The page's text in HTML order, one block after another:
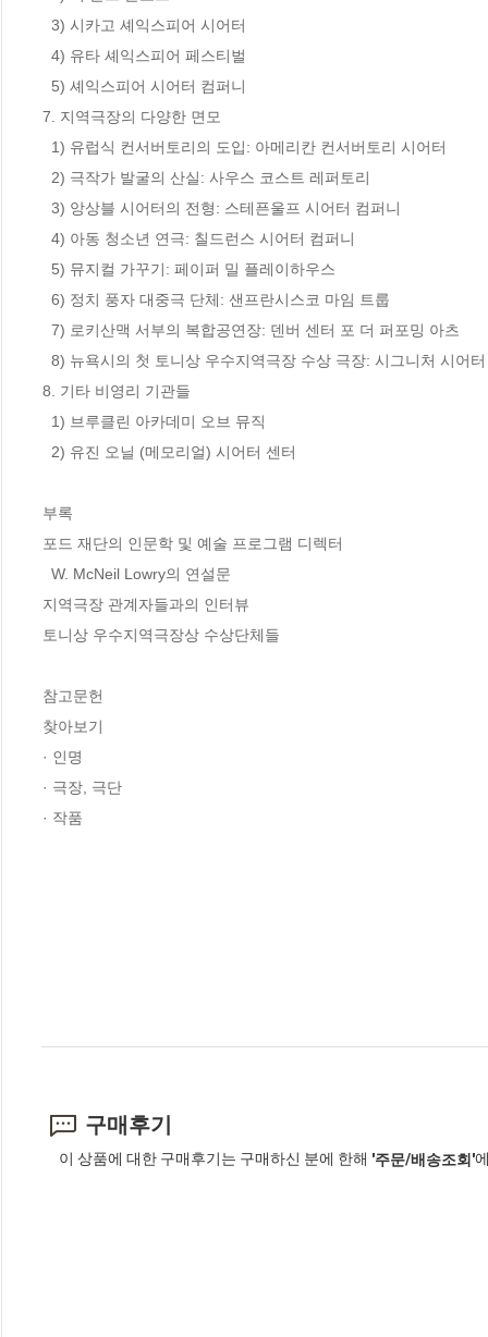
7. 지역극장의 다양한 면모
8. 기타 비영리 기관들
부록
포드 재단의 인문학 및 예술 프로그램 디렉터
지역극장 관계자들과의 인터뷰
토니상 우수지역극장상 수상단체들
참고문헌
찾아보기
· 인명
· 극장, 극단
· 작품
구매후기
이 상품에 대한 구매후기는 구매하신 분에 한해 '주문/배송조회'